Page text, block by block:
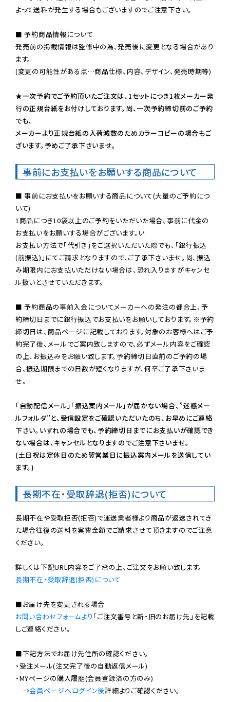
よって送料が発生する場合もございますのでご注意下さい。
■ 予約商品情報について
発売前の掲載情報は監修中の為、発売後に変更となる場合があり
ます。
(変更の可能性がある点…商品仕様、内容、デザイン、発売時期等)
★一次予約でご予約頂いたご注文は、1セットにつき1枚メーカー発
行の正規台紙をお付けしております。尚、一次予約締切前のご予約
でも、
メーカーより正規台紙の入荷減数のためカラーコピーの場合もご
ざいます。予めご了承下さいませ。
事前にお支払いをお願いする商品について
■ 事前にお支払いをお願いする商品について(大量のご予約につ
いて)
1商品につき10袋以上のご予約をいただいた場合、事前に代金の
お支払いをお願いする場合がございます。い
お支払い方法で「代引き」をご選択いただいた際でも、「銀行振込
(前振込)」にてご請求となりますので、ご了承下さいませ。尚、振込
み期限内にお支払いただけない場合は、恐れ入りますがキャンセ
ル扱いとさせていただきます。
■ 予約商品の事前入金についてメーカーへの発注の都合上、予
約締切日までに銀行振込でお支払いをお願いしております。※予約
締切日は、商品ページに記載しております。対象のお客様へはご予
約完了後、メールでご案内致しますので、必ずメール内容をご確認
の上、お振込みをお願い致します。予約締切日直前のご予約の場
合、振込期限までの日数が短くなりますが、何卒ご了承下さいま
せ。
「自動配信メール」「振込案内メール」が届かない場合、”迷惑メー
ルフォルダ”と、受信設定をご確認いただいたのち、お早めにご連絡
下さい。いずれの場合でも、予約締切日までにお支払いが確認でき
ない場合は、キャンセルとなりますのでご注意下さいませ。
(土日祝は定休日のため翌営業日に振込案内メールを送信してい
ます。)
長期不在・受取辞退(拒否)について
長期不在や受取拒否(拒否)で運送業者様より商品が返送されてき
た場合往復の送料を実費金額でご請求させて頂きますのでご注意
ください。
長期不在・受取辞退(拒否)について
お問い合わせフォームより 「ご注文番号と新・旧のお届け先」を記載
しご連絡ください。
■下記方法でお届け先住所の確認ください。
・受注メール(注文完了後の自動返信メール)
・MYページの購入履歴(会員登録済の方のみ)
→会員ページへログイン後